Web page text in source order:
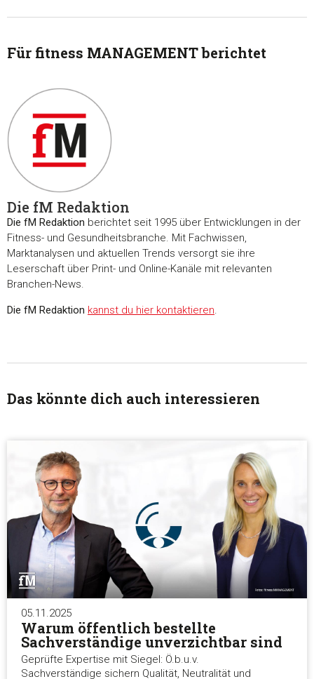
Für fitness MANAGEMENT berichtet
Die fM Redaktion
Die fM Redaktion berichtet seit 1995 über Entwicklungen in der
Fitness- und Gesundheitsbranche. Mit Fachwissen,
Marktanalysen und aktuellen Trends versorgt sie ihre
Leserschaft über Print- und Online-Kanäle mit relevanten
Branchen-News.
Die fM Redaktion kannst du hier kontaktieren.
Das könnte dich auch interessieren
05.11.2025
Warum öffentlich bestellte
Sachverständige unverzichtbar sind
Geprüfte Expertise mit Siegel: Ö.b.u.v.
Sachverständige sichern Qualität, Neutralität und